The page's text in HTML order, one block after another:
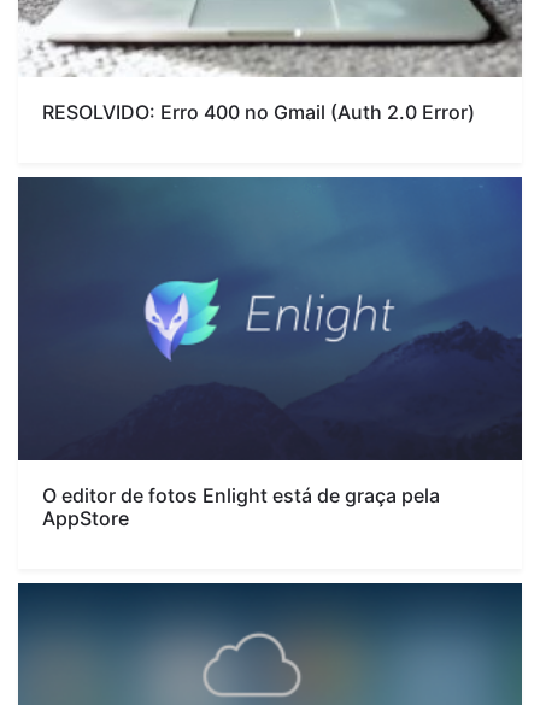
RESOLVIDO: Erro 400 no Gmail (Auth 2.0 Error)
O editor de fotos Enlight está de graça pela
AppStore